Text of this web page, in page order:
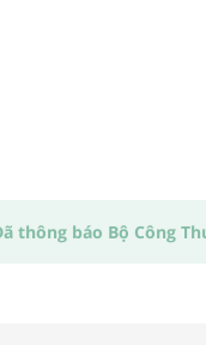
thông báo Bộ Công